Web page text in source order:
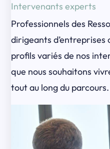
Intervenants experts
Professionnels des
dirigeants d’entreprises
profils variés de nos
que nous souhaitons
tout au long du parcours.